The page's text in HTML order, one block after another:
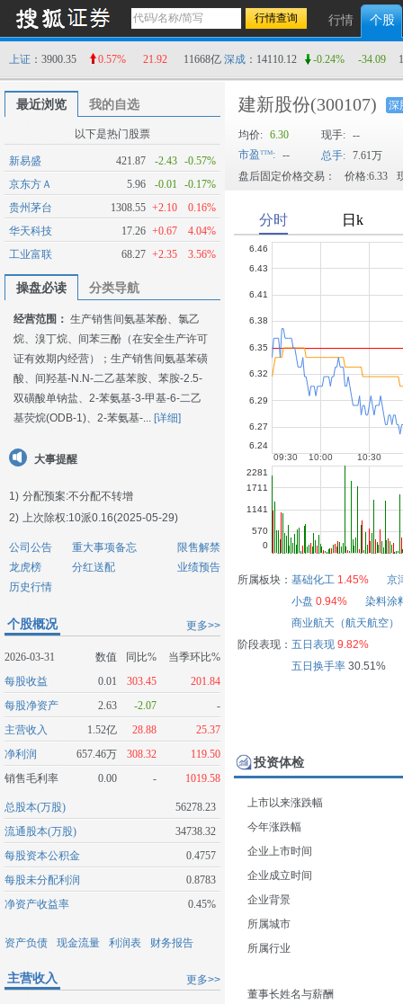
行情 个股
上证 ：3900.35 0.57% 21.92 11668亿 深成 ：14110.12 -0.24% -34.09
最近浏览 我的自选
以下是热门股票
新易盛 421.87 -2.43 -0.57%
京东方Ａ
5.96 -0.01
-0.17%
贵州茅台
1308.55 +2.10
0.16%
华天科技
17.26 +0.67
4.04%
工业富联
68.27 +2.35 3.56%
操盘必读 分类导航
经营范围： 生产销售间氨基苯酚、氯乙
烷、溴丁烷、间苯三酚（在安全生产许可
证有效期内经营）；生产销售间氨基苯磺
酸、间羟基-N.N-二乙基苯胺、苯胺-2.5-
双磺酸单钠盐、2-苯氨基-3-甲基-6-二乙
基荧烷(ODB-1)、2-苯氨基-... [详细]
大事提醒
1) 分配预案:不分配不转增
2) 上次除权:10派0.16(2025-05-29)
公司公告 重大事项备忘
限售解禁
龙虎榜
分红送配
业绩预告
历史行情
更多>>
个股概况
2026-03-31 数值 同比%
当季环比%
每股收益
0.01 303.45
201.84
每股净资产
2.63 -2.07
-
主营收入
1.52亿 28.88
25.37
净利润
657.46万 308.32
119.50
销售毛利率
0.00 - 1019.58
总股本(万股)
56278.23
流通股本(万股)
34738.32
每股资本公积金
0.4757
每股未分配利润
0.8783
净资产收益率
0.45%
资产负债 现金流量 利润表 财务报告
更多>>
主营收入
建新股份(300107) 深
均价: 6.30 现手: --
市盈
: -- 总手: 7.61万
盘后固定价格交易：
价格:6.33
所属板块： 基础化工 1.45%
京
小盘 0.94%
染料涂
商业航天（航天航空）
阶段表现： 五日表现 9.82%
五日换手率30.51%
投资体检
上市以来涨跌幅
今年涨跌幅
企业上市时间
企业成立时间
企业背景
所属城市
所属行业
董事长姓名与薪酬